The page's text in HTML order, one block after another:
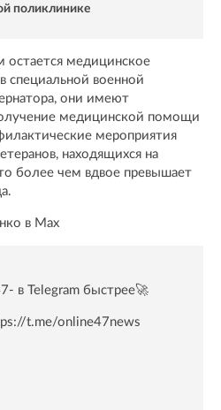
поликлинике
остается медицинское
специальной военной
они имеют
медицинской помощи
мероприятия
находящихся на
более чем вдвое превышает
в Max
в Telegram быстрее🚀
t.me/online47news